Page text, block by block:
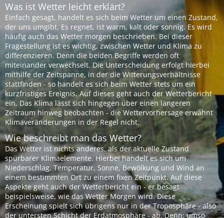
Was ist Wetter leicht erklärt?
Einfach gesagt, handelt es sich beim Wetter um einen Zustand,
der uns umgibt. Es regnet, ist warm, kalt oder sonnig. Es wird
häufig auch das Wetter morgen beschrieben. Bei dieser
Fragestellung ist es wichtig, zwischen Wetter und Klima zu
differenzieren. Denn die beiden Begriffe werden oft
miteinander verwechselt. Die Unterscheidung erfolgt hierbei
mithilfe der Zeitspanne, in der die Witterungsverhältnisse
stattfinden - so handelt es sich beim Wetter stets um ein
kurzfristiges Ereignis. Auf dieses geht auch der Wetterbericht
ein. Das Klima lässt sich hingegen über einen längeren
Zeitraum hinweg beobachten - die Wettervorhersage erwähnt
Klimaveränderungen in der Regel nicht.
Wie beschreibt man das Wetter?
Das Wetter ist nichts anderes, als der aktuelle Zustand
spürbarer Klimaelemente. Hierbei handelt es sich um
Niederschlag, Temperatur, Sonne, Bewölkung und Wind an
einem bestimmten Ort zu einem fixen Zeitpunkt. Auf diese
Aspekte geht auch der Wetterbericht ein - er besagt
beispielsweise, wie das Wetter Morgen wird. Diese
Erscheinung spielt sich übrigens nur in der Troposphäre - also
der untersten Schicht der Erdatmosphäre - ab. Denn: umso